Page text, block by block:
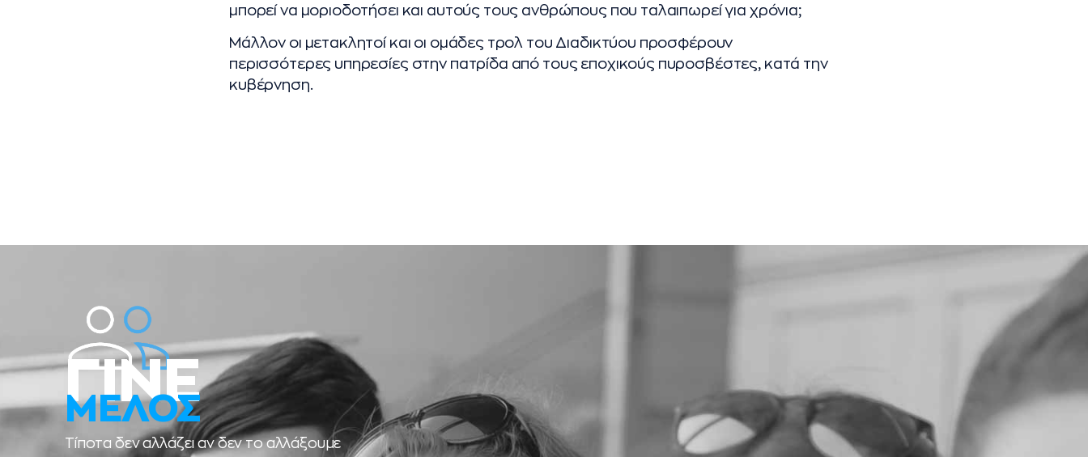
μπορεί να μοριοδοτήσει και αυτούς τους ανθρώπους που ταλαιπωρεί για χρόνια;
Μάλλον οι μετακλητοί και οι ομάδες τρολ του Διαδικτύου προσφέρουν
περισσότερες υπηρεσίες στην πατρίδα από τους εποχικούς πυροσβέστες, κατά την
κυβέρνηση.
ΓΙΝΕ
ΜΕΛΟΣ
Τίποτα δεν αλλάζει αν δεν το αλλάξουμε